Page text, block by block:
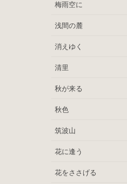
梅雨空に
浅間の麓
消えゆく
清里
秋が来る
秋色
筑波山
花に逢う
花をささげる